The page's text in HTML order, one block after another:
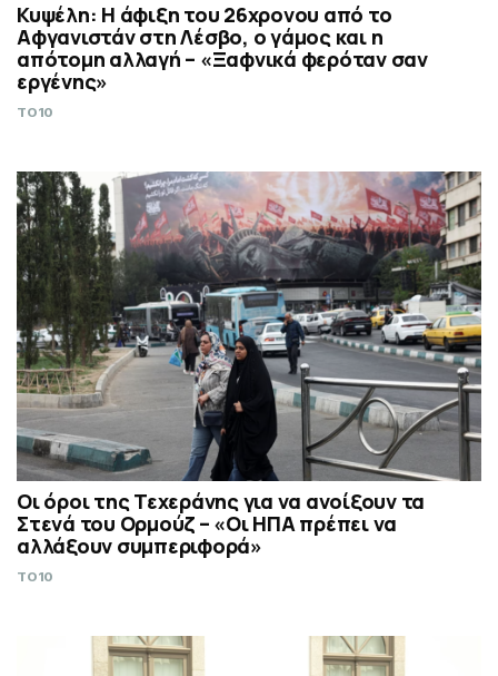
Κυψέλη: Η άφιξη του 26χρονου από το
Αφγανιστάν στη Λέσβο, ο γάμος και η
απότομη αλλαγή – «Ξαφνικά φερόταν σαν
εργένης»
TO10
Οι όροι της Τεχεράνης για να ανοίξουν τα
Στενά του Ορμούζ – «Οι ΗΠΑ πρέπει να
αλλάξουν συμπεριφορά»
TO10